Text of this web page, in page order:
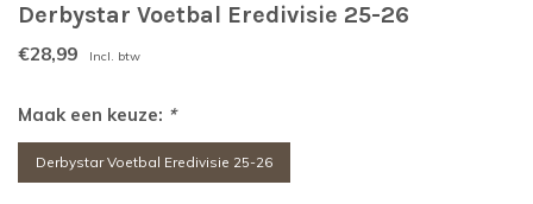
Derbystar Voetbal Eredivisie 25-26
€28,99 Incl. btw
Maak een keuze: *
Derbystar Voetbal Eredivisie 25-26